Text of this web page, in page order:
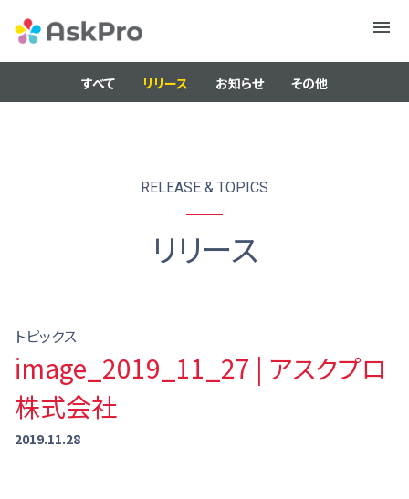
メニュ
すべて リリース お知らせ その他
RELEASE & TOPICS
リリース
トピックス
image_2019_11_27 | アスクプロ
株式会社
2019.11.28